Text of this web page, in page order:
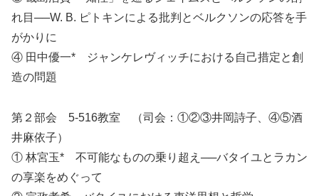
れ目──W. B. ピトキンによる批判とベルクソンの応答を手
がかりに
④ 田中優一* ジャンケレヴィッチにおける自己措定と創
造の問題
第２部会 5-516教室 （司会：①②③井岡詩子、④⑤酒
井麻依子）
① 林宮玉* 不可能なものの乗り超え──バタイユとラカン
の享楽をめぐって